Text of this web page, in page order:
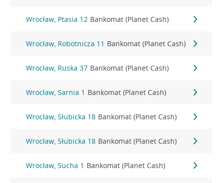
Wrocław, Ptasia 12 Bankomat (Planet Cash)
Wrocław, Robotnicza 11 Bankomat (Planet Cash)
Wrocław, Ruska 37 Bankomat (Planet Cash)
Wrocław, Sarnia 1 Bankomat (Planet Cash)
Wrocław, Słubicka 18 Bankomat (Planet Cash)
Wrocław, Słubicka 18 Bankomat (Planet Cash)
Wrocław, Sucha 1 Bankomat (Planet Cash)